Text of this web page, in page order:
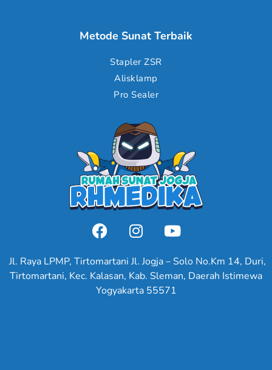
Metode Sunat Terbaik
Stapler ZSR
Alisklamp
Pro Sealer
Jl. Raya LPMP, Tirtomartani Jl. Jogja – Solo No.Km 14, Duri,
Tirtomartani, Kec. Kalasan, Kab. Sleman, Daerah Istimewa
Yogyakarta 55571